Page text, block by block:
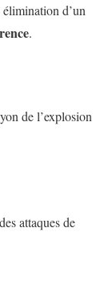
d’un
.
de l’explosion
attaques de